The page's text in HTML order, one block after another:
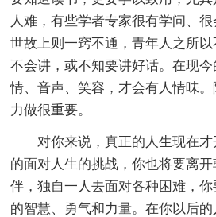
人难，有些学者专家很有学问、
世故上则一窍不通，青年人之所
不会讲，或不知要讲好话。在现
情、音声、笑容，才会有人情味
力做很重要。
对你来说，真正的人生现在
的面对人生的挑战，你也将要离
伴，独自一人去面对各种困难，
的智慧、勇气和力量。在你以后